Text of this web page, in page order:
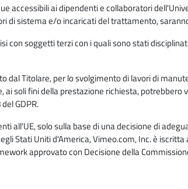
accessibili ai dipendenti e collaboratori
sistema e/o incaricati del trattamento,
con soggetti terzi con i quali sono stati
dal Titolare, per lo svolgimento di lavori di
soli fini della prestazione richiesta,
GDPR.
solo sulla base di una decisione di
Stati Uniti d'America, Vimeo.com, Inc. è
approvato con Decisione della